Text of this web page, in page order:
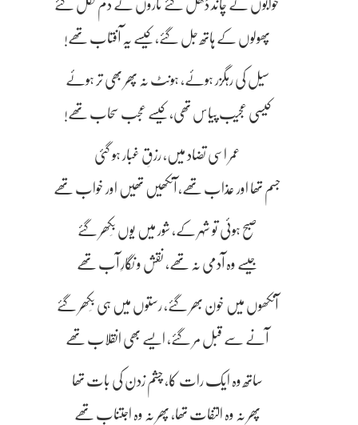
خوابوں کے چاند ڈھل گئے تاروں کے دم نکل گئے
پھولوں کے ہاتھ جل گئے، کیسے یہ آفتاب تھے!
سیل کی رہگزر ہوئے، ہونٹ نہ پھر بھی تر ہوئے
کیسی عجیب پیاس تھی، کیسے عجب سحاب تھے!
عمر اسی تضاد میں، رزقِ غبار ہو گئی
جسم تھا اور عذاب تھے، آنکھیں تھیں اور خواب تھے
صبح ہوئی تو شہر کے، شور میں یوں بِکھر گئے
جیسے وہ آدمی نہ تھے، نقش و نگارِ آب تھے
آنکھوں میں خون بھر گئے، رستوں میں ہی بِکھر گئے
آنے سے قبل مر گئے، ایسے بھی انقلاب تھے
ساتھ وہ ایک رات کا، چشم زدن کی بات تھا
پھر نہ وہ التفات تھا، پھر نہ وہ اجتناب تھے